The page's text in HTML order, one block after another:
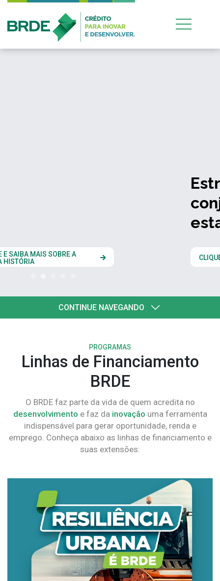
conjunta entre os quatro
CLIQUE AQUI
CONTINUE NAVEGANDO
PROGRAMAS
Linhas de Financiamento
BRDE
O BRDE faz parte da vida de quem acredita no
desenvolvimento e faz da inovação uma ferramenta
indispensável para gerar oportunidade, renda e
emprego. Conheça abaixo as linhas de financiamento e
suas extensões: